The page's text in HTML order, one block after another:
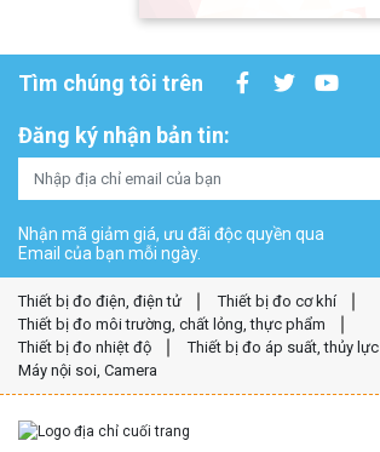
Tìm chúng tôi trên
Đăng ký nhận bản tin:
Nhận mã giảm giá, ưu đãi độc quyền qua
Email của bạn mỗi ngày.
Thiết bị đo điện, điện tử
Thiết bị đo cơ khí
Thiết bị đo môi trường, chất lỏng, thực phẩm
Thiết bị đo nhiệt độ
Thiết bị đo áp suất, thủy lực
Máy nội soi, Camera